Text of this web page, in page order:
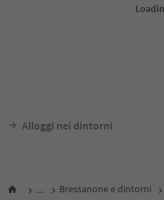
Alloggi nei dintorni
... Bressanone e dintorni